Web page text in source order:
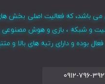
باشد، که فعالیت اصلی بخش
و شبکه ، بازی و هوش
بوده و دارای رتبه های بالا و
0912-796-